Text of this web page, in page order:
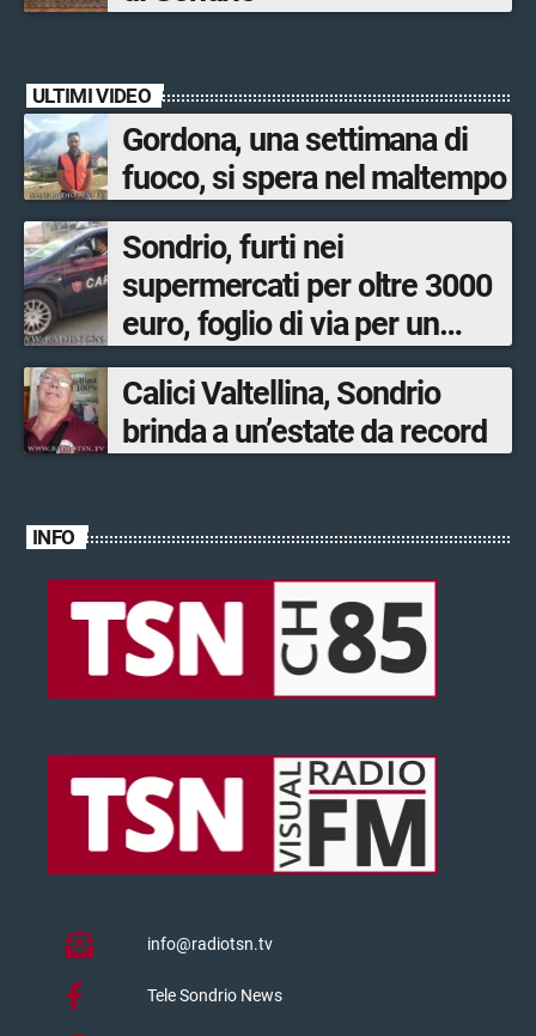
ULTIMI VIDEO
Gordona, una settimana di
fuoco, si spera nel maltempo
Sondrio, furti nei
supermercati per oltre 3000
euro, foglio di via per un
ventinovenne
Calici Valtellina, Sondrio
brinda a un’estate da record
INFO
info@radiotsn.tv
Tele Sondrio News